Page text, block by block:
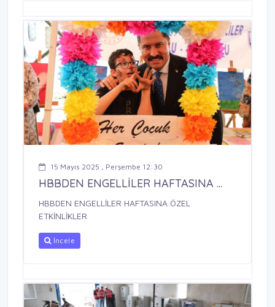
15 Mayıs 2025 , Perşembe 12:30
HBBDEN ENGELLİLER HAFTASINA ...
HBBDEN ENGELLİLER HAFTASINA ÖZEL
ETKİNLİKLER
İncele